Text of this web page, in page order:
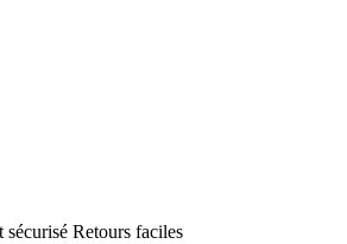
sécurisé Retours faciles